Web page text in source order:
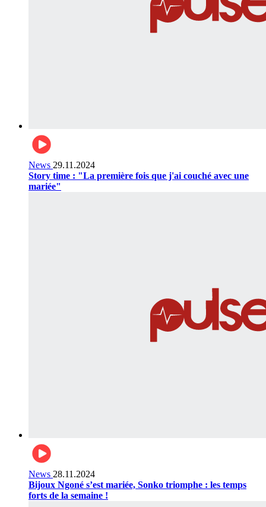
News 29.11.2024
Story time : "La première fois que j'ai couché avec une
mariée"
News 28.11.2024
Bijoux Ngoné s’est mariée, Sonko triomphe : les temps
forts de la semaine !